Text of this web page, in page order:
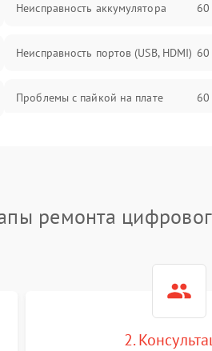
Неисправность аккумулятора
Неисправность портов (USB, HDMI)
Проблемы с пайкой на плате
ремонта
2.